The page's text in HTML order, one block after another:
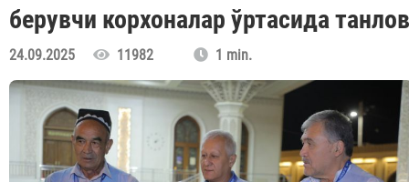
берувчи корхоналар ўртасида танлов
24.09.2025 11982 1 min.